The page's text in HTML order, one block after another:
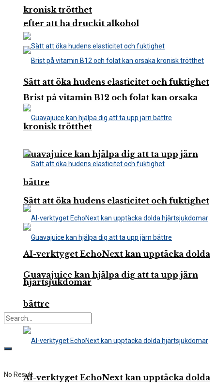
kronisk trötthet
Sätt att öka hudens elasticitet och fuktighet
Guavajuice kan hjälpa dig att ta upp järn
bättre
AI-verktyget EchoNext kan upptäcka dolda
hjärtsjukdomar
No Result
efter att ha druckit alkohol
Brist på vitamin B12 och folat kan orsaka
kronisk trötthet
Sätt att öka hudens elasticitet och fuktighet
Guavajuice kan hjälpa dig att ta upp järn
bättre
AI-verktyget EchoNext kan upptäcka dolda